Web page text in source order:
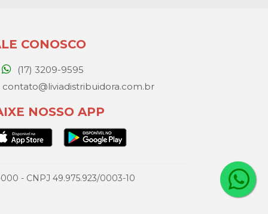
CONOSCO
(17) 3209-9595
contato@liviadistribuidora.com.br
NOSSO APP
- CNPJ 49.975.923/0003-10